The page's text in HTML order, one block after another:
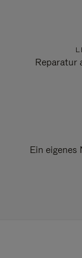
Reparatur
Ein eigenes